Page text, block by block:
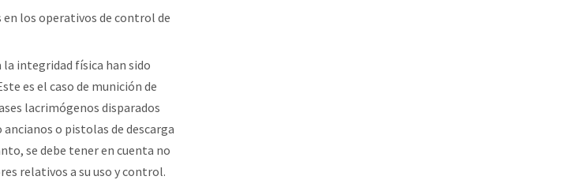
en los operativos de control de
la integridad física han sido
es el caso de munición de
lacrimógenos disparados
o pistolas de descarga
se debe tener en cuenta no
relativos a su uso y control.